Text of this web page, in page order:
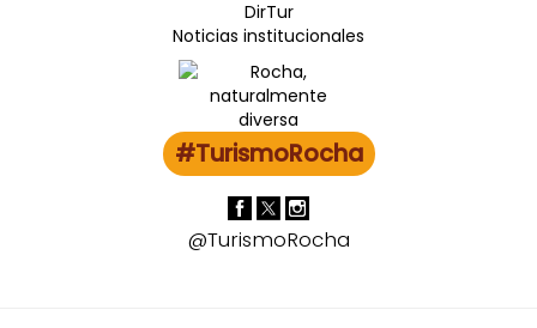
DirTur
Noticias institucionales
#TurismoRocha
@TurismoRocha